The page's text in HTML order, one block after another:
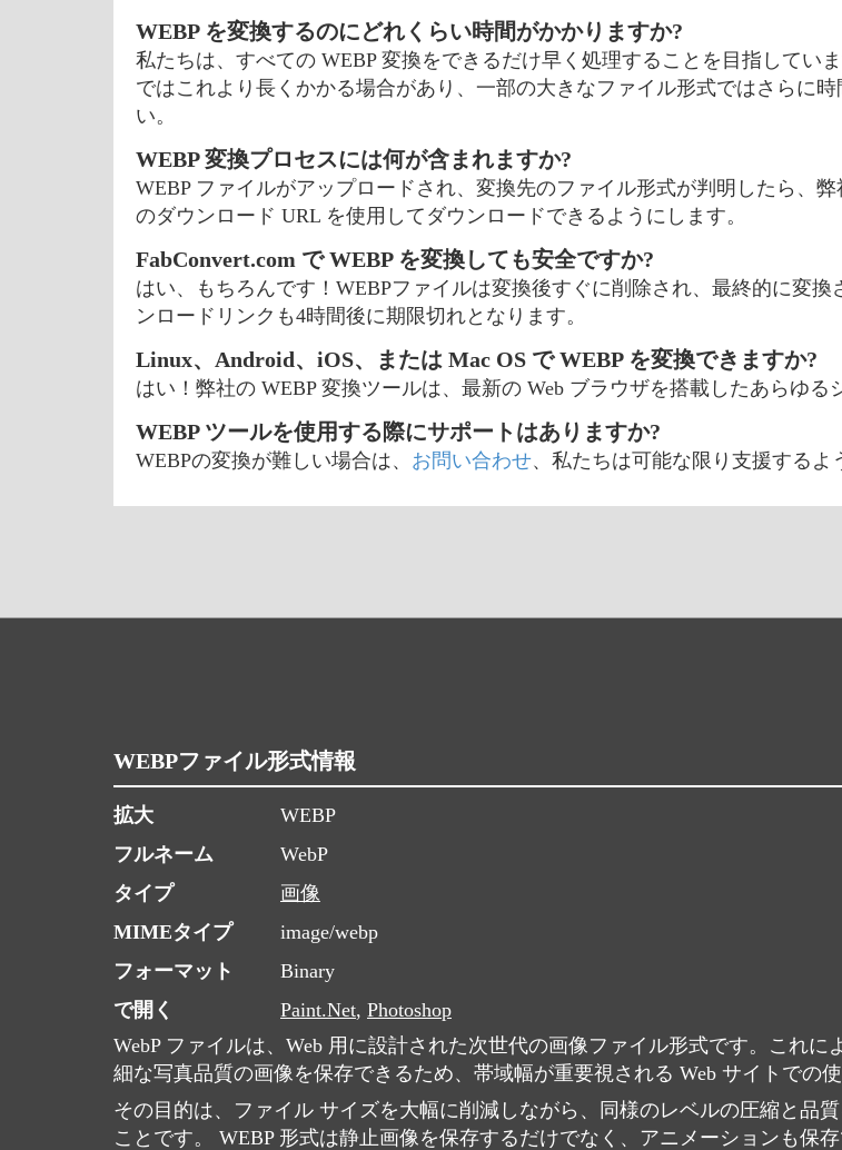
WEBP を変換するのにどれくらい時間がかかりますか?
私たちは、すべての WEBP 変換をできるだけ早く処理することを目指してい
ではこれより長くかかる場合があり、一部の大きなファイル形式ではさらに
い。
WEBP 変換プロセスには何が含まれますか?
WEBP ファイルがアップロードされ、変換先のファイル形式が判明したら、
のダウンロード URL を使用してダウンロードできるようにします。
FabConvert.com で WEBP を変換しても安全ですか?
はい、もちろんです！WEBPファイルは変換後すぐに削除され、最終的に変
ンロードリンクも4時間後に期限切れとなります。
Linux、Android、iOS、または Mac OS で WEBP を変換できますか?
はい！弊社の WEBP 変換ツールは、最新の Web ブラウザを搭載したあらゆる
WEBP ツールを使用する際にサポートはありますか?
WEBPの変換が難しい場合は、 お問い合わせ、私たちは可能な限り支援するよ
WEBPファイル形式情報
拡大
WEBP
フルネーム
WebP
タイプ
画像
MIMEタイプ
image/webp
フォーマット
Binary
で開く
Paint.Net, Photoshop
WebP ファイルは、Web 用に設計された次世代の画像ファイル形式です。これ
細な写真品質の画像を保存できるため、帯域幅が重要視される Web サイトでの
その目的は、ファイル サイズを大幅に削減しながら、同様のレベルの圧縮と品質
ことです。 WEBP 形式は静止画像を保存するだけでなく、アニメーションも保